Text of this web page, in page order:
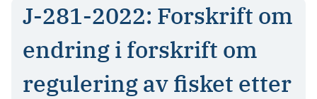
J-281-2022: Forskrift om
endring i forskrift om
regulering av fisket etter